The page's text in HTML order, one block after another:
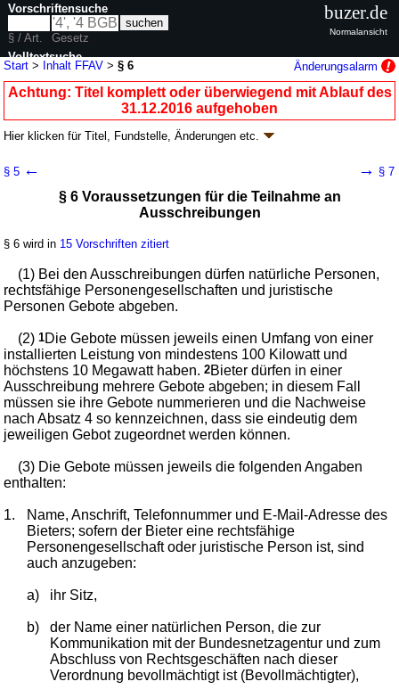
Start > Inhalt FFAV >§ 6 Änderungsalarm
Achtung: Titel komplett oder überwiegend mit Ablauf des
31.12.2016 aufgehoben
Hier klicken fürTitel, Fundstelle, Änderungen etc.
(FFAV)
Artikel 1 V. v. 06.02.2015 BGBl. I S. 108(Nr. 5); aufgehoben durch
Abs. 2 G. v. 13.10.2016BGBl. I S. 2258
2 weitere Fassungen | wird in 7 Vorschriften zitiert
Teil 2 Verfahren der Ausschreibung
§ 5 ← → § 7
§ 6 Voraussetzungen für die Teilnahme an
Ausschreibungen
§ 6 wird in 15 Vorschriften zitiert
(1) Bei den Ausschreibungen dürfen natürliche Personen,
rechtsfähige Personengesellschaften und juristische
Personen Gebote abgeben.
(2)1Die Gebote müssen jeweils einen Umfang von einer
installierten Leistung von mindestens 100 Kilowatt und
höchstens 10 Megawatt haben.2Bieter dürfen in einer
Ausschreibung mehrere Gebote abgeben; in diesem Fall
müssen sie ihre Gebote nummerieren und die Nachweise
nach Absatz 4 so kennzeichnen, dass sie eindeutig dem
jeweiligen Gebot zugeordnet werden können.
(3) Die Gebote müssen jeweils die folgenden Angaben
enthalten:
1.
Name, Anschrift, Telefonnummer und E-Mail-Adresse des
Bieters; sofern der Bieter eine rechtsfähige
Personengesellschaft oder juristische Person ist, sind
auch anzugeben:
a) ihr Sitz,
b)
der Name einer natürlichen Person, die zur
Kommunikation mit der Bundesnetzagentur und zum
Abschluss von Rechtsgeschäften nach dieser
Verordnung bevollmächtigt ist (Bevollmächtigter),
Vorschriftensuche
§ / Art.
Gesetz
Volltextsuche
nur in FFAV
buzer.de
Normalansicht